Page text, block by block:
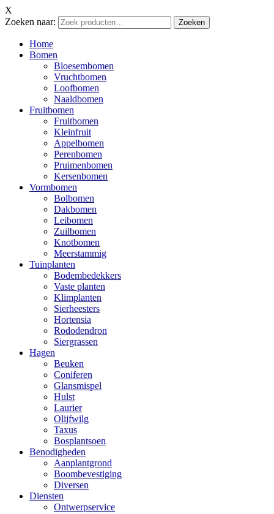
X
Zoeken naar:
Zoeken
Home
Bomen
Bloesembomen
Vruchtbomen
Loofbomen
Naaldbomen
Fruitbomen
Fruitbomen
Kleinfruit
Appelbomen
Perenbomen
Pruimenbomen
Kersenbomen
Vormbomen
Bolbomen
Dakbomen
Leibomen
Zuilbomen
Knotbomen
Meerstammig
Tuinplanten
Bodembedekkers
Vaste planten
Klimplanten
Sierheesters
Hortensia
Rododendron
Siergrassen
Hagen
Beuken
Coniferen
Glansmispel
Hulst
Laurier
Olijfwilg
Taxus
Bosplantsoen
Benodigheden
Aanplantgrond
Boombevestiging
Diversen
Diensten
Ontwerpservice